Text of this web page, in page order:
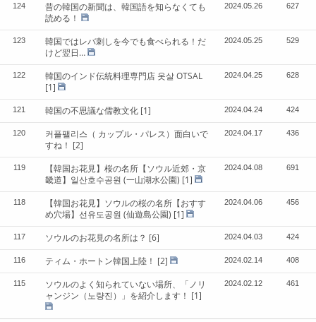
124
昔の韓国の新聞は、韓国語を知らなくても
読める！
2024.05.26 627
123
韓国ではレバ刺しを今でも食べられる！だ
けど翌日…
2024.05.25 529
122
韓国のインド伝統料理専門店 옷살 OTSAL
[1]
2024.04.25 628
121 韓国の不思議な儒教文化 [1] 2024.04.24 424
120
커플팰리스（ カップル・パレス）面白いで
すね！ [2]
2024.04.17 436
119
【韓国お花見】桜の名所【ソウル近郊・京
畿道】일산호수공원 (一山湖水公園) [1]
2024.04.08 691
118
【韓国お花見】ソウルの桜の名所【おすす
め穴場】선유도공원 (仙遊島公園) [1]
2024.04.06 456
117 ソウルのお花見の名所は？ [6] 2024.04.03 424
116 ティム・ホートン韓国上陸！ [2] 2024.02.14 408
115
ソウルのよく知られていない場所、「ノリ
ャンジン（노량진）」を紹介します！ [1]
2024.02.12 461